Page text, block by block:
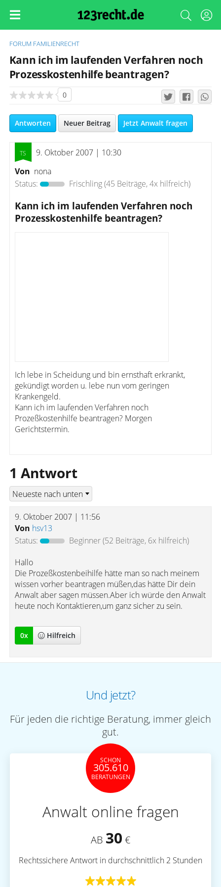
FORUM FAMILIENRECHT
Kann ich im laufenden Verfahren noch
Prozesskostenhilfe beantragen?
0
Antworten Neuer Beitrag Jetzt Anwalt fragen
9. Oktober 2007 | 10:30
Von nona
Status:
Frischling(45 Beiträge, 4x hilfreich)
Kann ich im laufenden Verfahren noch
Prozesskostenhilfe beantragen?
Ich lebe in Scheidung und bin ernsthaft erkrankt,
gekündigt worden u. lebe nun vom geringen
Krankengeld.
Kann ich im laufenden Verfahren noch
Prozeßkostenhilfe beantragen? Morgen
Gerichtstermin.
1 Antwort
9. Oktober 2007 | 11:56
Von hsv13
Status:
Beginner(52 Beiträge, 6x hilfreich)
Hallo
Die Prozeßkostenbeihilfe hätte man so nach meinem
wissen vorher beantragen müßen,das hätte Dir dein
Anwalt aber sagen müssen.Aber ich würde den Anwalt
heute noch Kontaktieren,um ganz sicher zu sein.
0x Hilfreich
Und jetzt?
Für jeden die richtige Beratung, immer gleich
gut.
SCHON
305.610
BERATUNGEN
Anwalt online fragen
AB 30 €
Rechtssichere Antwort in durchschnittlich 2 Stunden